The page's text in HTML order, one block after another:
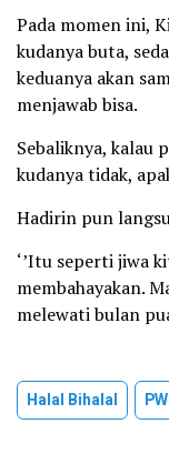
Pada momen ini,
kudanya buta,
keduanya akan
menjawab bisa.
Sebaliknya, kalau
kudanya tidak,
Hadirin pun
‘’Itu seperti jiwa
membahayakan.
melewati bulan
Halal Bihalal